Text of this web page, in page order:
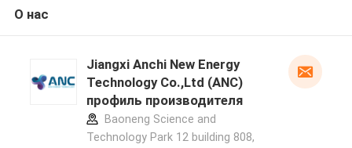
О нас
Jiangxi Anchi New Energy
Technology Co.,Ltd (ANC)
профиль производителя
Baoneng Science and
Technology Park 12 building 808,